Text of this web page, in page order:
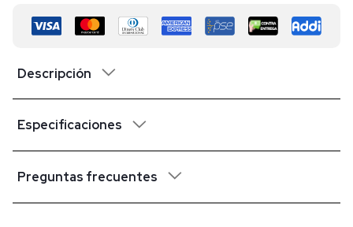
Descripción
Especificaciones
Preguntas frecuentes